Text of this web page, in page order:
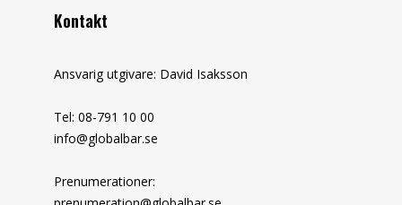
Kontakt
Ansvarig utgivare: David Isaksson
Tel: 08-791 10 00
info@globalbar.se
Prenumerationer: